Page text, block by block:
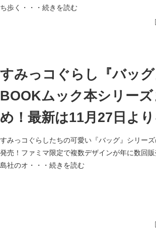
ち歩く・・・続きを読む
すみっコぐらし『バッグ
BOOKムック本シリーズ
め！最新は11月27日よ
ィングバッグが2種類登
誌付録！ファミマ限定！
すみっコぐらしたちの可愛い『バッグ』シリー
発売！ファミマ限定で複数デザインが年に数回
島社のオ・・・続きを読む